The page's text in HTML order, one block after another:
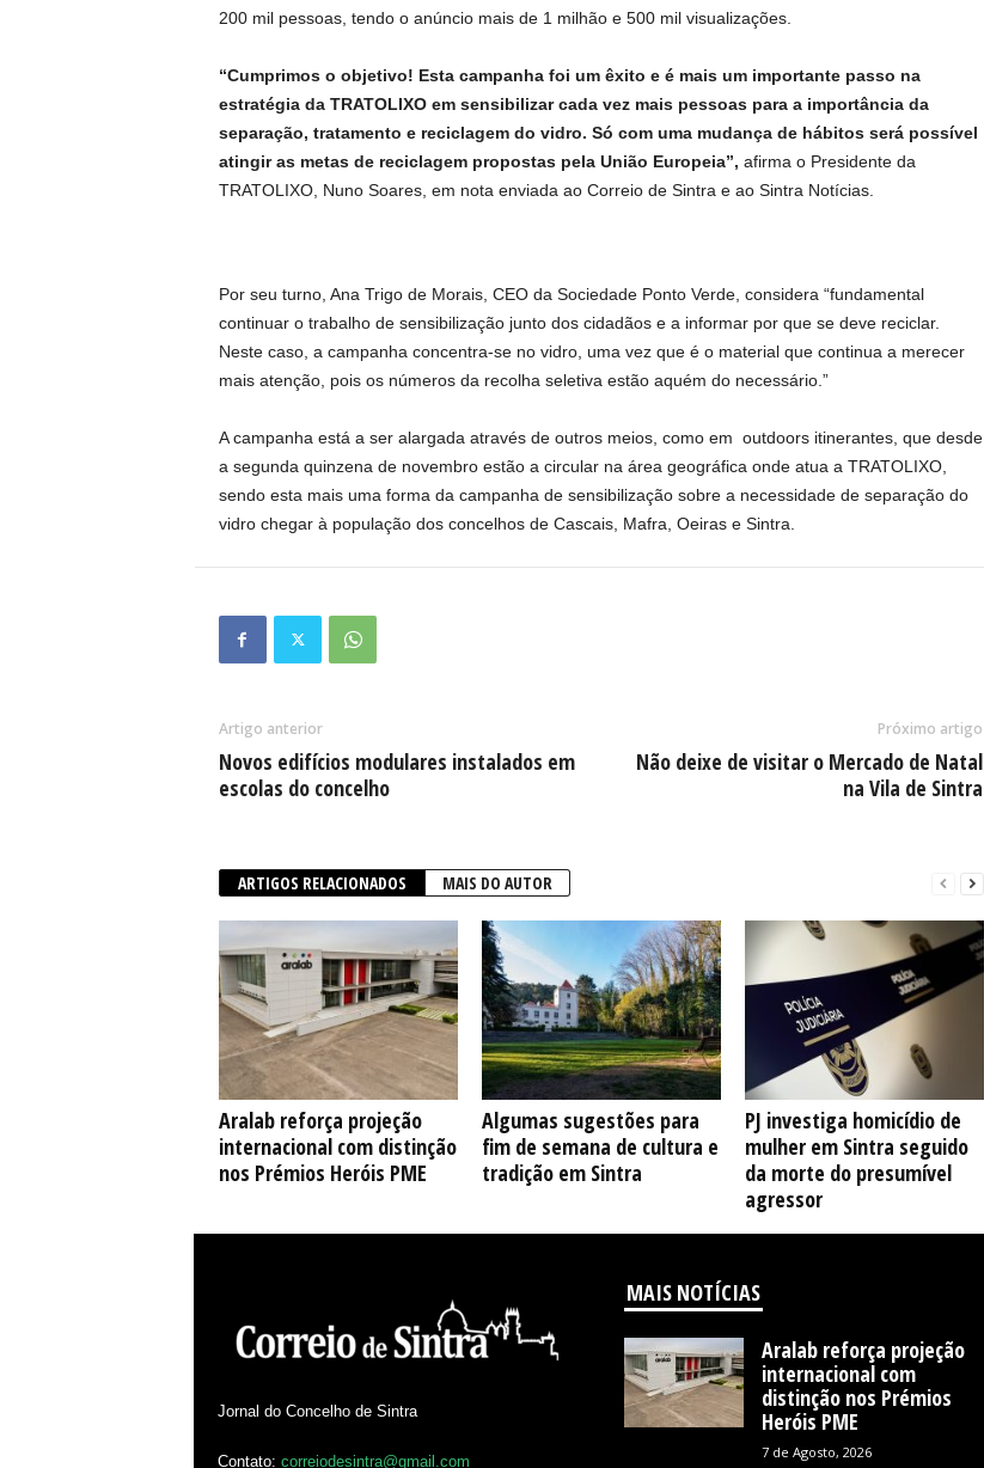
200 mil pessoas, tendo o anúncio mais de 1 milhão e 500 mil visualizações.
“Cumprimos o objetivo! Esta campanha foi um êxito e é mais um importante passo na
estratégia da TRATOLIXO em sensibilizar cada vez mais pessoas para a importância da
separação, tratamento e reciclagem do vidro. Só com uma mudança de hábitos será possível
atingir as metas de reciclagem propostas pela União Europeia”, afirma o Presidente da
TRATOLIXO, Nuno Soares, em nota enviada ao Correio de Sintra e ao Sintra Notícias.
Por seu turno, Ana Trigo de Morais, CEO da Sociedade Ponto Verde, considera “fundamental
continuar o trabalho de sensibilização junto dos cidadãos e a informar por que se deve reciclar.
Neste caso, a campanha concentra-se no vidro, uma vez que é o material que continua a merecer
mais atenção, pois os números da recolha seletiva estão aquém do necessário.”
A campanha está a ser alargada através de outros meios, como em outdoors itinerantes, que desde
a segunda quinzena de novembro estão a circular na área geográfica onde atua a TRATOLIXO,
sendo esta mais uma forma da campanha de sensibilização sobre a necessidade de separação do
vidro chegar à população dos concelhos de Cascais, Mafra, Oeiras e Sintra.
Artigo anterior
Novos edifícios modulares instalados em
escolas do concelho
Próximo artigo
Não deixe de visitar o Mercado de Natal
na Vila de Sintra
ARTIGOS RELACIONADOS MAIS DO AUTOR
Aralab reforça projeção
internacional com distinção
nos Prémios Heróis PME
Algumas sugestões para
fim de semana de cultura e
tradição em Sintra
PJ investiga homicídio de
mulher em Sintra seguido
da morte do presumível
agressor
Jornal do Concelho de Sintra
Contato: correiodesintra@gmail.com
MAIS NOTÍCIAS
Aralab reforça projeção
internacional com
distinção nos Prémios
Heróis PME
7 de Agosto, 2026